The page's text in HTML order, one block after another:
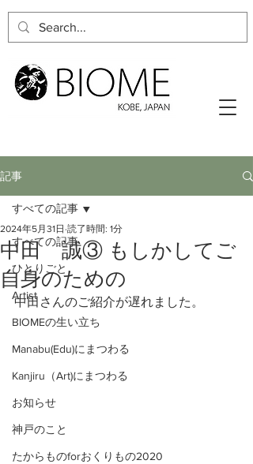
記事
すべての記事
ひとりごと
Artist
BIOMEの生い立ち
Manabu(Edu)にまつわる
Kanjiru（Art)にまつわる
お知らせ
神戸のこと
たからものforおくりもの2020
すべての記事
中田 誠③ もしかしてご
自身のための
2024年5月31日 読了時間: 1分
中田さんのご紹介が遅れました。